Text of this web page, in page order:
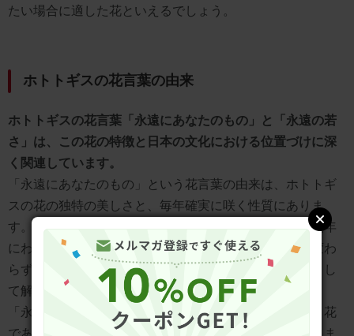
たい場合に適した花といえるでしょう。
ホトトギスの花言葉の由来
ホトトギスの花言葉「永遠にあなたのもの」と「永遠の若
さ」は、この花の特徴と日本の文化における位置づけに深
く関連しています。
「永遠にあなたのもの」という花言葉の由来は、ホトトギ
スの花の独特の美しさと、毎年確実に咲く性質にありま
す。日本の伝統的な園芸文化において、ホトトギスは長年
にわたって大切に育てられてきました。その姿が年々変わ
らず美しく咲く様子が、変わらぬ愛情や忠誠心の象徴とし
て解釈されるようになったのです。
「永遠の若さ」という花言葉は、ホトトギスが秋に咲く花